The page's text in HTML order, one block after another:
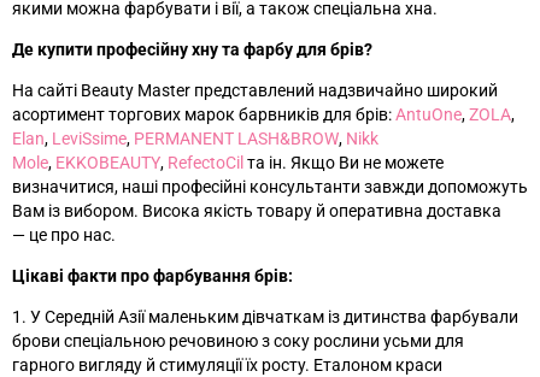
якими можна фарбувати і вії, а також спеціальна хна.
Де купити професійну хну та фарбу для брів?
На сайті Beauty Master представлений надзвичайно широкий
асортимент торгових марок барвників для брів:AntuOne,ZOLA,
Elan, LeviSsime, PERMANENT LASH&BROW, Nikk
Mole, EKKOBEAUTY, RefectoCil та ін. Якщо Ви не можете
визначитися, наші професійні консультанти завжди допоможуть
Вам із вибором. Висока якість товару й оперативна доставка
— це про нас.
Цікаві факти про фарбування брів:
1. У Середній Азії маленьким дівчаткам із дитинства фарбували
брови спеціальною речовиною з соку рослини усьми для
гарного вигляду й стимуляції їх росту. Еталоном краси